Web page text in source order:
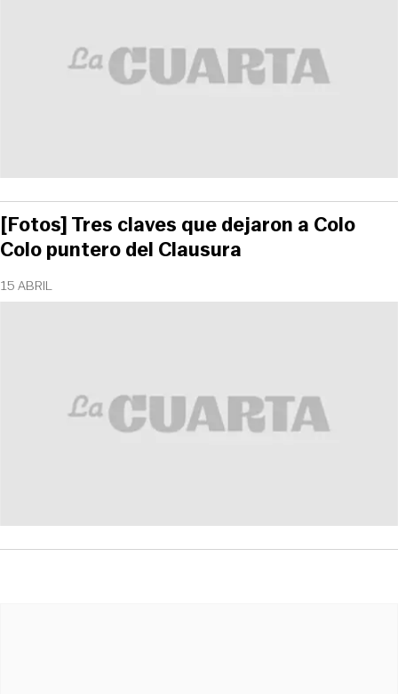
15 ABRIL
[Fotos] Tres claves que dejaron a Colo
Colo puntero del Clausura